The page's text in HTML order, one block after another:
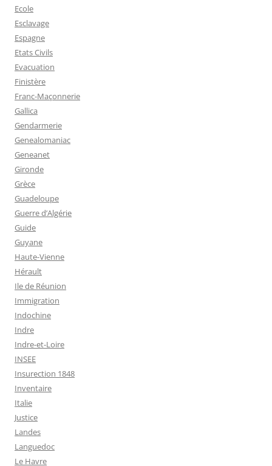
Ecole
Esclavage
Espagne
Etats Civils
Evacuation
Finistère
Franc-Maçonnerie
Gallica
Gendarmerie
Genealomaniac
Geneanet
Gironde
Grèce
Guadeloupe
Guerre d’Algérie
Guide
Guyane
Haute-Vienne
Hérault
Ile de Réunion
Immigration
Indochine
Indre
Indre-et-Loire
INSEE
Insurection 1848
Inventaire
Italie
Justice
Landes
Languedoc
Le Havre